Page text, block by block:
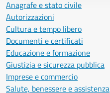
Anagrafe e stato civile
Autorizzazioni
Cultura e tempo libero
Documenti e certificati
Educazione e formazione
Giustizia e sicurezza pubblica
Imprese e commercio
Salute, benessere e assistenza